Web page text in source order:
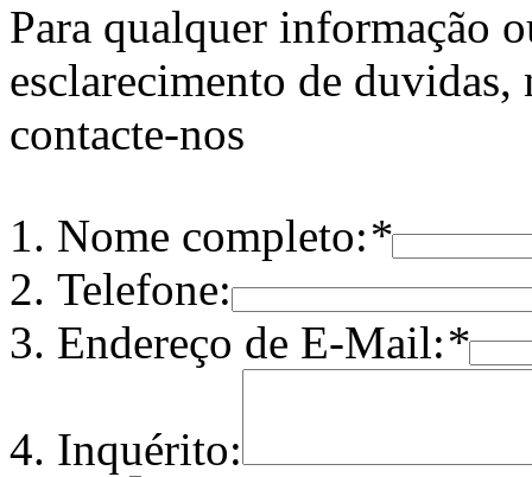
Para qualquer informação
esclarecimento de duvidas,
contacte-nos
Nome completo:*
Telefone:
Endereço de E-Mail:*
Inquérito: